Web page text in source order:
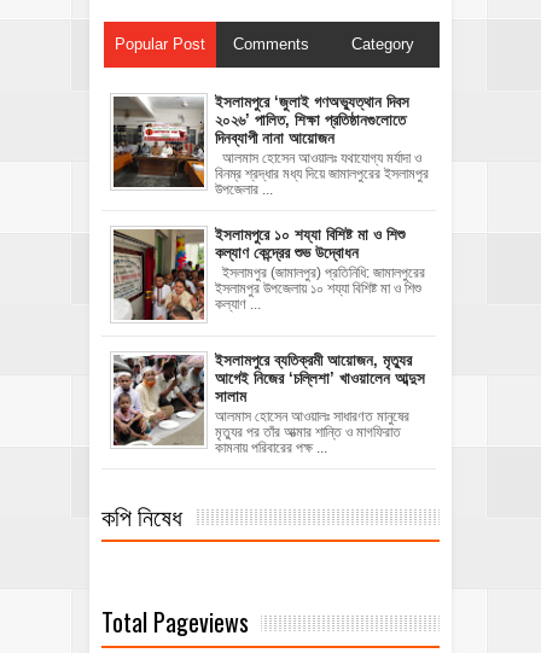
Popular Post Comments Category
‎ইসলামপুরে ‘জুলাই গণঅভ্যুত্থান দিবস
২০২৬’ পালিত, শিক্ষা প্রতিষ্ঠানগুলোতে
দিনব্যাপী নানা আয়োজন
‎​আলমাস হোসেন আওয়ালঃ‎ ‎​যথাযোগ্য মর্যাদা ও
বিনম্র শ্রদ্ধার মধ্য দিয়ে জামালপুরের ইসলামপুর
উপজেলার ...
ইসলামপুরে ১০ শয্যা বিশিষ্ট মা ও শিশু
কল্যাণ কেন্দ্রের শুভ উদ্বোধন
ইসলামপুর (জামালপুর) প্রতিনিধি: জামালপুরের
ইসলামপুর উপজেলায় ১০ শয্যা বিশিষ্ট মা ও শিশু
কল্যাণ ...
‎ইসলামপুরে ব্যতিক্রমী আয়োজন, মৃত্যুর
আগেই নিজের ‘চল্লিশা’ খাওয়ালেন আব্দুস
সালাম
আলমাস হোসেন আওয়ালঃ ‎​সাধারণত মানুষের
মৃত্যুর পর তাঁর আত্মার শান্তি ও মাগফিরাত
কামনায় পরিবারের পক্ষ ...
কপি নিষেধ
Total Pageviews